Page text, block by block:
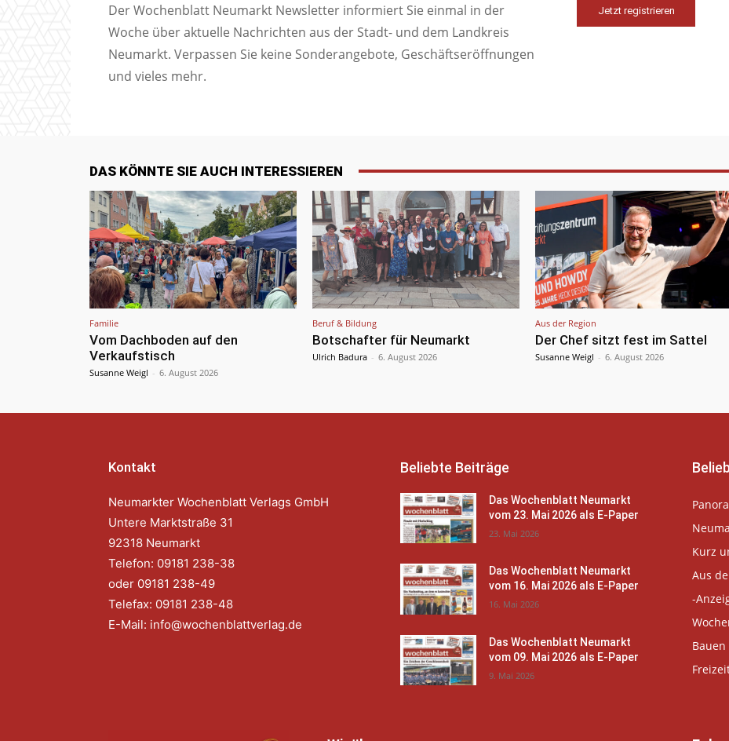
Der Wochenblatt Neumarkt Newsletter informiert Sie einmal in der
Woche über aktuelle Nachrichten aus der Stadt- und dem Landkreis
Neumarkt. Verpassen Sie keine Sonderangebote, Geschäftseröffnungen
und vieles mehr.
Jetzt registrieren
DAS KÖNNTE SIE AUCH INTERESSIEREN
Familie
Vom Dachboden auf den
Verkaufstisch
Susanne Weigl - 6. August 2026
Beruf & Bildung
Botschafter für Neumarkt
Ulrich Badura - 6. August 2026
Aus der Region
Der Chef sitzt fest im Sattel
Susanne Weigl - 6. August 2026
Kontakt
Neumarkter Wochenblatt Verlags GmbH
Untere Marktstraße 31
92318 Neumarkt
Telefon: 09181 238-38
oder 09181 238-49
Telefax: 09181 238-48
E-Mail: info@wochenblattverlag.de
Beliebte Beiträge
Das Wochenblatt Neumarkt
vom 23. Mai 2026 als E-Paper
23. Mai 2026
Das Wochenblatt Neumarkt
vom 16. Mai 2026 als E-Paper
16. Mai 2026
Das Wochenblatt Neumarkt
vom 09. Mai 2026 als E-Paper
9. Mai 2026
Kurz
Aus
-